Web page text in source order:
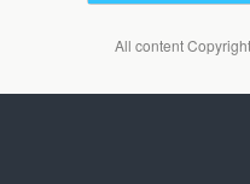
All content